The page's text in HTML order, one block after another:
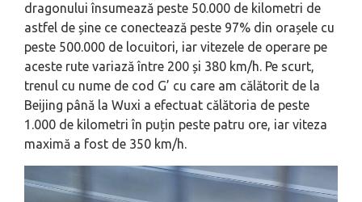
dragonului însumează peste 50.000 de kilometri de
astfel de șine ce conectează peste 97% din orașele cu
peste 500.000 de locuitori, iar vitezele de operare pe
aceste rute variază între 200 și 380 km/h. Pe scurt,
trenul cu nume de cod G’ cu care am călătorit de la
Beijing până la Wuxi a efectuat călătoria de peste
1.000 de kilometri în puțin peste patru ore, iar viteza
maximă a fost de 350 km/h.